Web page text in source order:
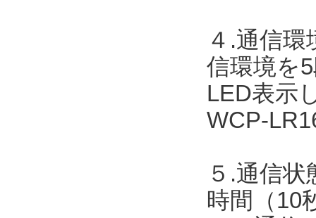
４.通信
信環境を
LED表示
WCP-
５.通信
時間（10